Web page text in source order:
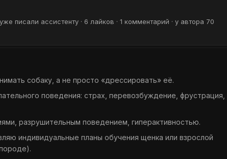
писали ассистенту · 6 лайков · 1 комментарий · у автора 70
собаку, а не просто «дрессировать» её.
поведения: страх, перевозбуждение, фрустрация,
разрушительным поведением, гиперактивностью.
индивидуальные планы обучения щенка или взрослой